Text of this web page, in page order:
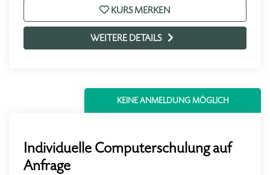
KURS MERKEN
WEITERE DETAILS
KEINE ANMELDUNG MÖGLICH
Individuelle Computerschulung auf
Anfrage